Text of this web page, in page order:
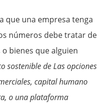
que una empresa tenga
números debe tratar de
bienes que alguien
sostenible de Las opciones
capital humano
o una plataforma